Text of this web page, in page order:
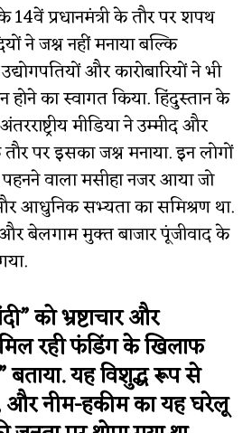
14वें प्रधानमंत्री के तौर पर शपथ
ने जश्न नहीं मनाया बल्कि
और कारोबारियों ने भी
होने का स्वागत किया. हिंदुस्तान के
मीडिया ने उम्मीद और
पर इसका जश्न मनाया. इन लोगों
वाला मसीहा नजर आया जो
और आधुनिक सभ्यता का समिश्रण था.
और बेलगाम मुक्त बाजार पूंजीवाद के
को भ्रष्टाचार और
रही फंडिंग के खिलाफ
बताया. यह विशुद्ध रूप से
और नीम-हकीम का यह घरेलू